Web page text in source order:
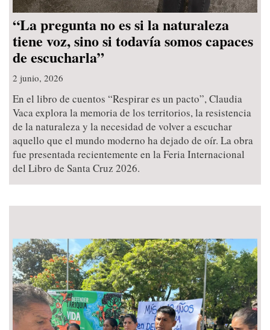
“La pregunta no es si la naturaleza
tiene voz, sino si todavía somos capaces
de escucharla”
2 junio, 2026
En el libro de cuentos “Respirar es un pacto”, Claudia
Vaca explora la memoria de los territorios, la resistencia
de la naturaleza y la necesidad de volver a escuchar
aquello que el mundo moderno ha dejado de oír. La obra
fue presentada recientemente en la Feria Internacional
del Libro de Santa Cruz 2026.